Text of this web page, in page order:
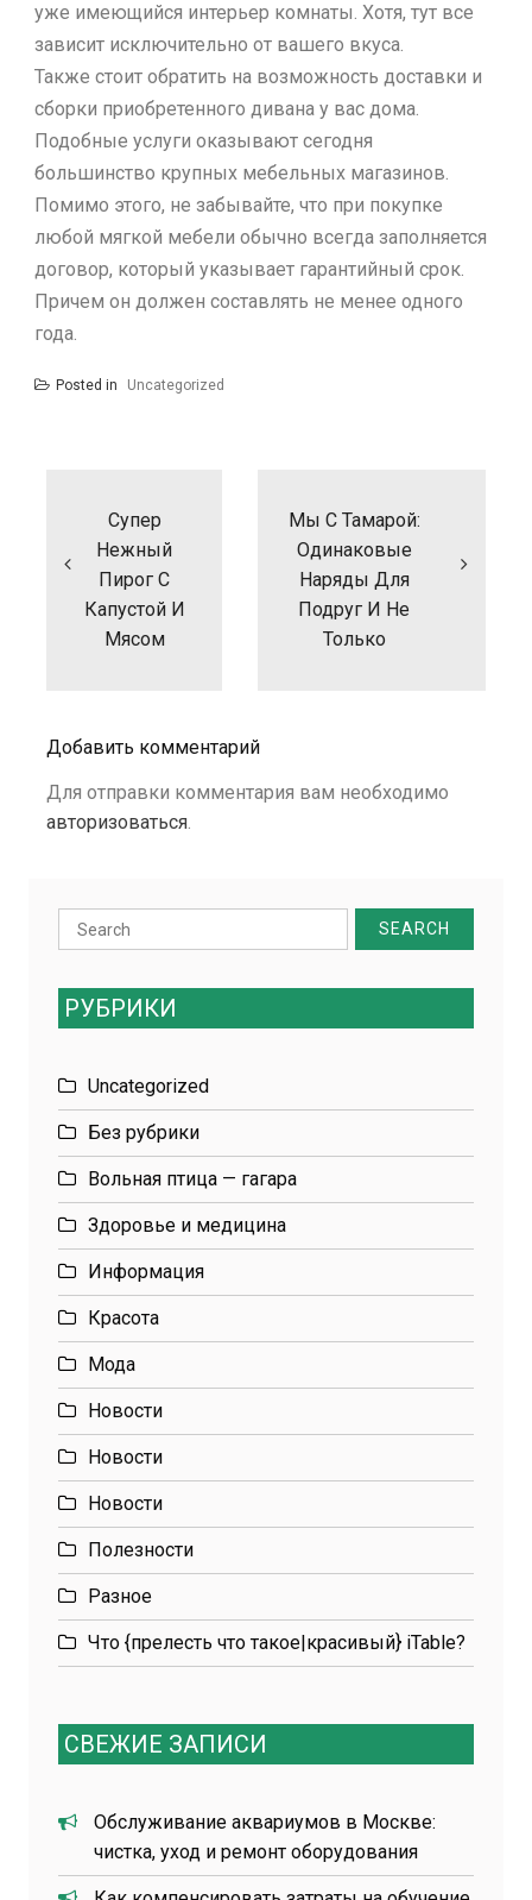
уже имеющийся интерьер комнаты. Хотя, тут все
зависит исключительно от вашего вкуса.
Также стоит обратить на возможность доставки и
сборки приобретенного дивана у вас дома.
Подобные услуги оказывают сегодня
большинство крупных мебельных магазинов.
Помимо этого, не забывайте, что при покупке
любой мягкой мебели обычно всегда заполняется
договор, который указывает гарантийный срок.
Причем он должен составлять не менее одного
года.
Posted in Uncategorized
записямСупер
Нежный
Пирог С
Капустой И
Мясом
Мы С Тамарой:
Одинаковые
Наряды Для
Подруг И Не
Только
Добавить комментарий
Для отправки комментария вам необходимо
авторизоваться.
Search
for:
РУБРИКИ
Uncategorized
Без рубрики
Вольная птица — гагара
Здоровье и медицина
Информация
Красота
Мода
Новости
Новости
Новости
Полезности
Разное
Что {прелесть что такое|красивый} iTable?
СВЕЖИЕ ЗАПИСИ
Обслуживание аквариумов в Москве:
чистка, уход и ремонт оборудования